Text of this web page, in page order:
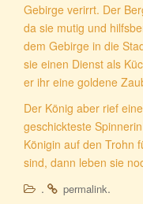
Gebirge verirrt. Der
da sie mutig und
dem Gebirge in die
sie einen Dienst als
er ihr eine goldene
Der König aber rief
geschickteste
Königin auf den Trohn
sind, dann leben sie
.
permalink.